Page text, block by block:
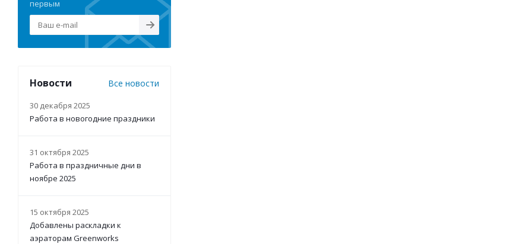
первым
Новости Все новости
30 декабря 2025
Работа в новогодние праздники
31 октября 2025
Работа в праздничные дни в
ноябре 2025
15 октября 2025
Добавлены раскладки к
аэраторам Greenworks